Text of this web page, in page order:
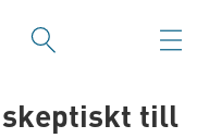
skeptiskt till